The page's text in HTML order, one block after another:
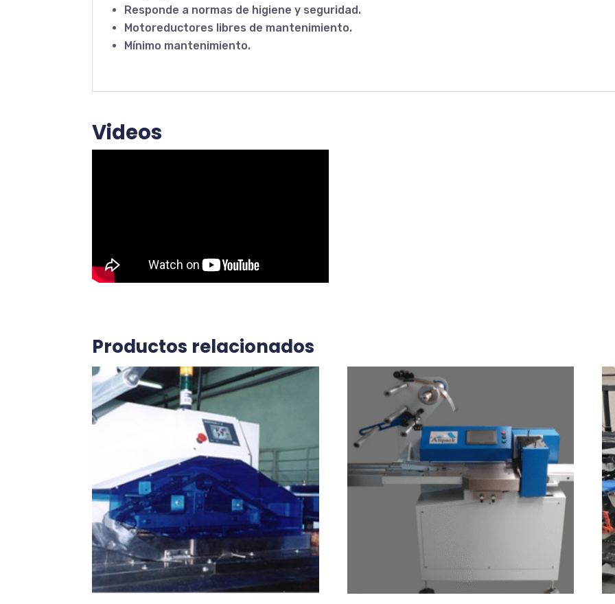
Responde a normas de higiene y seguridad.
Motoreductores libres de mantenimiento.
Mínimo mantenimiento.
Videos
Productos relacionados